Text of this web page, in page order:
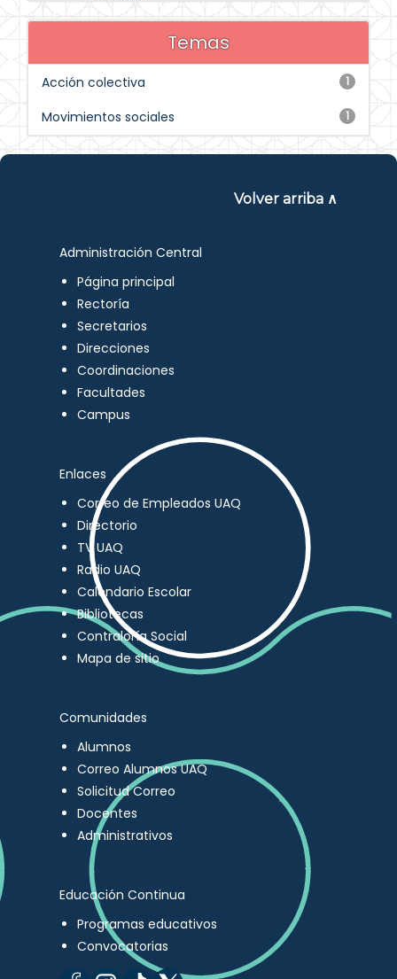
Temas
1
Acción colectiva
1
Movimientos sociales
Volver arriba ∧
Administración Central
Página principal
Rectoría
Secretarios
Direcciones
Coordinaciones
Facultades
Campus
Enlaces
Correo de Empleados UAQ
Directorio
TV UAQ
Radio UAQ
Calendario Escolar
Bibliotecas
Contraloría Social
Mapa de sitio
Comunidades
Alumnos
Correo Alumnos UAQ
Solicitud Correo
Docentes
Administrativos
Educación Continua
Programas educativos
Convocatorias